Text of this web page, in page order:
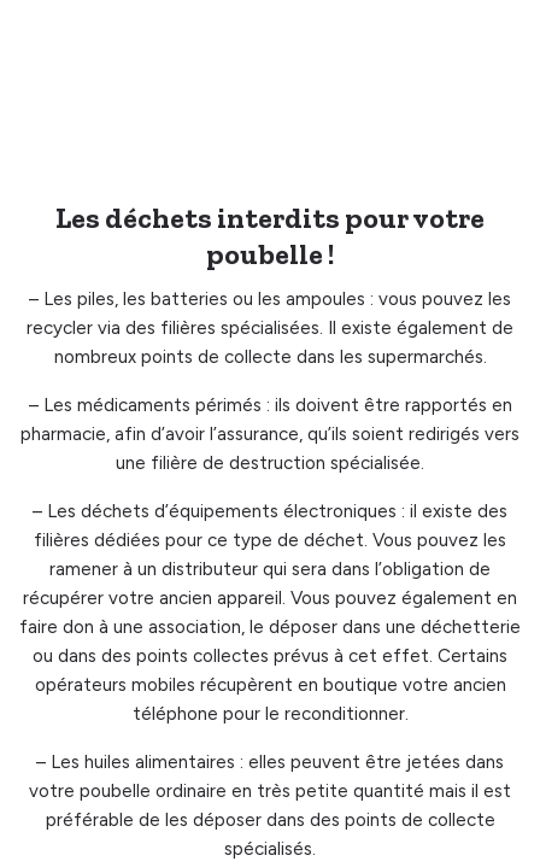
Les déchets interdits pour votre
poubelle !
– Les piles, les batteries ou les ampoules : vous pouvez les
recycler via des filières spécialisées. Il existe également de
nombreux points de collecte dans les supermarchés.
– Les médicaments périmés : ils doivent être rapportés en
pharmacie, afin d’avoir l’assurance, qu’ils soient redirigés vers
une filière de destruction spécialisée.
– Les déchets d’équipements électroniques : il existe des
filières dédiées pour ce type de déchet. Vous pouvez les
ramener à un distributeur qui sera dans l’obligation de
récupérer votre ancien appareil. Vous pouvez également en
faire don à une association, le déposer dans une déchetterie
ou dans des points collectes prévus à cet effet. Certains
opérateurs mobiles récupèrent en boutique votre ancien
téléphone pour le reconditionner.
– Les huiles alimentaires : elles peuvent être jetées dans
votre poubelle ordinaire en très petite quantité mais il est
préférable de les déposer dans des points de collecte
spécialisés.